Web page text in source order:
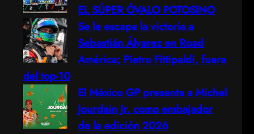
EL SÚPER ÓVALO POTOSINO
Se le escapa la victoria a
Sebastián Álvarez en Road
América; Pietro Fittipaldi, fuera
del top-10
El México GP presenta a Michel
Jourdain Jr. como embajador
de la edición 2026